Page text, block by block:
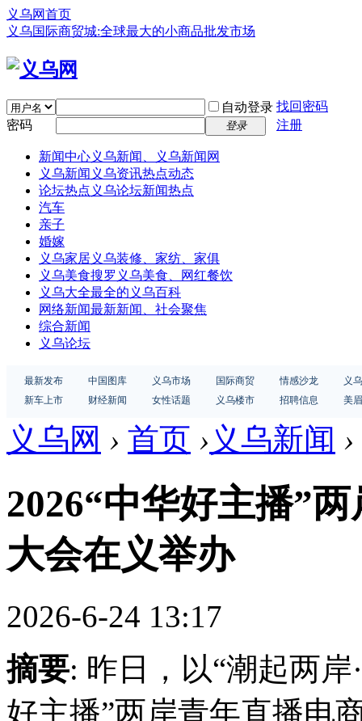
义乌网首页
义乌国际商贸城:全球最大的小商品批发市场
自动登录 找回密码
密码
登录 注册
新闻中心义乌新闻、义乌新闻网
义乌新闻 义乌资讯热点动态
论坛热点 义乌论坛新闻热点
汽车
亲子
婚嫁
义乌家居义乌装修、家纺、家俱
义乌美食搜罗义乌美食、网红餐饮
义乌大全最全的义乌百科
网络新闻最新新闻、社会聚焦
综合新闻
义乌论坛
最新发布 中国图库 义乌市场 国际商贸 情感沙龙
义
新车上市
财经新闻 女性话题 义乌楼市 招聘信息 美
义乌网 › 首页 › 义乌新闻 ›
2026“中华好主播”
大会在义举办
2026-6-24 13:17
摘要: 昨日，以“潮起两岸
好主播”两岸青年直播电